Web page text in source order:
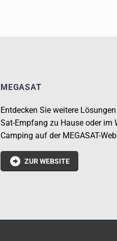
MEGASAT
Entdecken Sie weitere
Sat-Empfang zu Hause oder im
Camping auf der MEGASAT-
 ZUR WEBSITE